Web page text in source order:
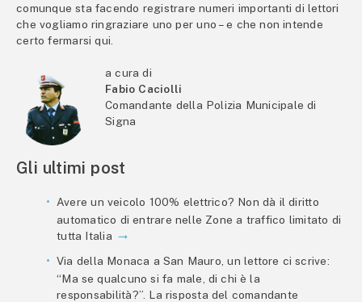
comunque sta facendo registrare numeri importanti di lettori
che vogliamo ringraziare uno per uno – e che non intende
certo fermarsi qui.
a cura di
Fabio Caciolli
Comandante della Polizia Municipale di
Signa
Gli ultimi post
Avere un veicolo 100% elettrico? Non dà il diritto
automatico di entrare nelle Zone a traffico limitato di
tutta Italia
Via della Monaca a San Mauro, un lettore ci scrive:
“Ma se qualcuno si fa male, di chi è la
responsabilità?”. La risposta del comandante